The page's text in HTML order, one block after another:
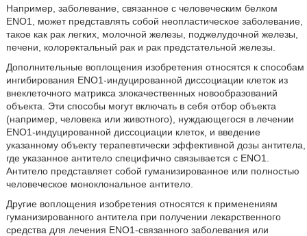
Например, заболевание, связанное с человеческим белком
ENO1, может представлять собой неопластическое заболевание,
такое как рак легких, молочной железы, поджелудочной железы,
печени, колоректальный рак и рак предстательной железы.
Дополнительные воплощения изобретения относятся к способам
ингибирования ENO1-индуцированной диссоциации клеток из
внеклеточного матрикса злокачественных новообразований
объекта. Эти способы могут включать в себя отбор объекта
(например, человека или животного), нуждающегося в лечении
ENO1-индуцированной диссоциации клеток, и введение
указанному объекту терапевтически эффективной дозы антитела,
где указанное антитело специфично связывается с ENO1.
Антитело представляет собой гуманизированное или полностью
человеческое моноклональное антитело.
Другие воплощения изобретения относятся к применениям
гуманизированного антитела при получении лекарственного
средства для лечения ENO1-связанного заболевания или